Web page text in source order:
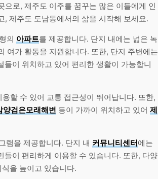
로, 제주도 이주를 꿈꾸는 많은 이들에게 인
제주도 도남동에서의 삶을 시작해 보세요.
의 아파트를 제공합니다. 단지 내에는 넓은 녹
여가 활동을 지원합니다. 또한, 단지 주변에는
들이 위치하고 있어 편리한 생활이 가능합니
용할 수 있어 교통 접근성이 뛰어납니다. 또한,
양검은모래해변 등이 가까이 위치하고 있어 제
램을 제공합니다. 단지 내 커뮤니티센터에는
들이 편리하게 이용할 수 있습니다. 또한, 다양
을 높이고 있습니다.